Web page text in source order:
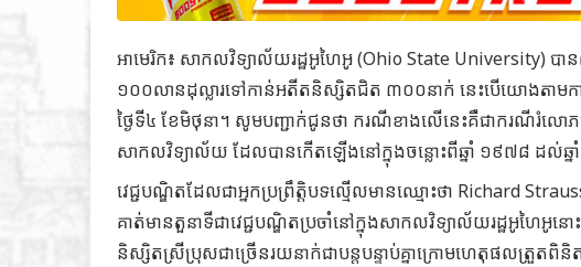
អាមេរិក៖​ សាកលវិទ្យាល័យរដ្ឋអូហៃអូ (Ohio State
១០០លានដុល្លារទៅកាន់អតីតនិស្សិតជិត ៣០០នាក់ នេះបើយោងតាមក
ថ្ងៃទី៤​ ខែមិថុនា។ សូមបញ្ជាក់ជូនថា ករណីខាងលើនេះគឺជាករណីរំលោ
សាកលវិទ្យាល័យ ដែលបានកើតឡើងនៅក្នុងចន្លោះពីឆ្នាំ ១៩៧៨ ដល់ឆ្
វេជ្ជបណ្ឌិតដែលជាអ្នកប្រព្រឹត្តិបទល្មើលមានឈ្មោះថា Richard
គាត់មានតួនាទីជាវេជ្ជបណ្ឌិតប្រចាំនៅក្នុងសាកលវិទ្យាល័យរដ្ឋអូហៃអូ
និស្សិតស្រីប្រុសជាច្រើនរយនាក់ជាបន្តបន្ទាប់គ្នាក្រោមហេតុផលត្រួត